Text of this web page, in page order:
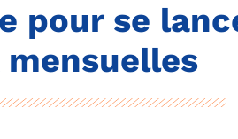
pour se